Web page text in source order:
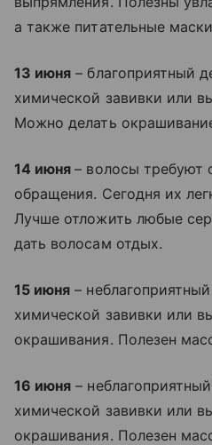
а также питательные
13 июня – благоприятный
химической завивки или
Можно делать
14 июня– волосы требуют
обращения. Сегодня их
Лучше отложить любые
дать волосам отдых.
15 июня –
химической завивки или
окрашивания. Полезен
16 июня –
химической завивки или
окрашивания. Полезен